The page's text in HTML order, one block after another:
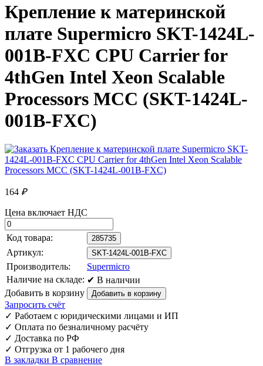
Крепление к материнской
плате Supermicro SKT-1424L-
001B-FXC CPU Carrier for
4thGen Intel Xeon Scalable
Processors MCC (SKT-1424L-
001B-FXC)
164 ₽
Цена включает НДС
Код товара: 285735
Артикул: SKT-1424L-001B-FXC
Производитель:
Supermicro
Наличие на складе: ✔ В наличии
Добавить в корзину
Запросить счёт
✓ Работаем с юридическими лицами и ИП
✓ Оплата по безналичному расчёту
✓ Доставка по РФ
✓ Отгрузка от 1 рабочего дня
В закладки В сравнение